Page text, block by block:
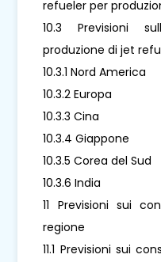
refueler per
10.3 Previsioni
produzione di jet
10.3.1 Nord America
10.3.2 Europa
10.3.3 Cina
10.3.4 Giappone
10.3.5 Corea del Sud
10.3.6 India
11 Previsioni sui
regione
11.1 Previsioni sui